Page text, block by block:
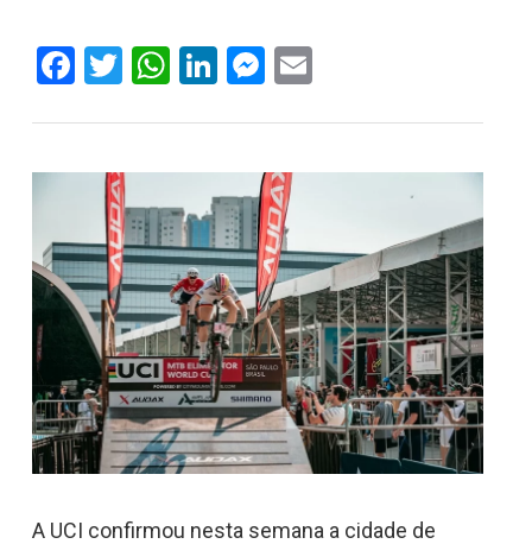
Facebook
Twitter
WhatsApp
LinkedIn
Messenger
Email
A UCI confirmou nesta semana a cidade de